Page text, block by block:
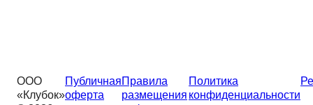
ООО
«Клубок»
Публичная
оферта
Правила
размещения
Политика
конфиденциальности